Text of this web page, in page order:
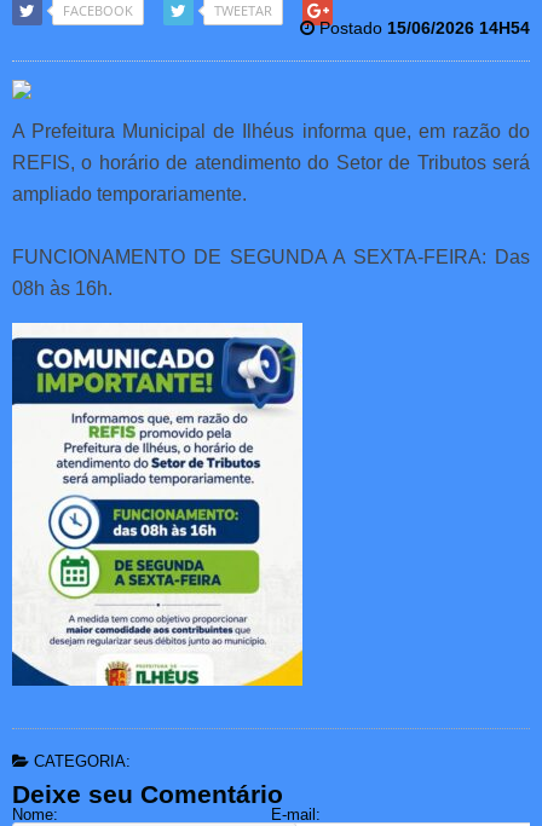
FACEBOOK TWEETAR
Postado 15/06/2026 14H54
A Prefeitura Municipal de Ilhéus informa que, em razão do
REFIS, o horário de atendimento do Setor de Tributos será
ampliado temporariamente.
FUNCIONAMENTO DE SEGUNDA A SEXTA-FEIRA: Das
08h às 16h.
CATEGORIA:
Deixe seu Comentário
Nome: E-mail: